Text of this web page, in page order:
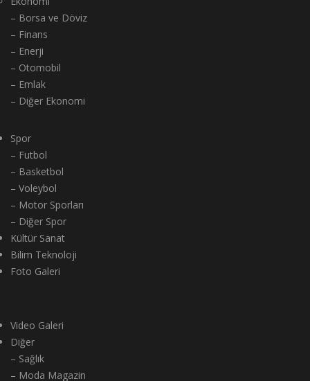
– Borsa ve Döviz
– Finans
– Enerji
– Otomobil
– Emlak
– Diğer Ekonomi
Spor
– Futbol
– Basketbol
– Voleybol
– Motor Sporları
– Diğer Spor
Kültür Sanat
Bilim Teknoloji
Foto Galeri
Video Galeri
Diğer
– Sağlık
– Moda Magazin